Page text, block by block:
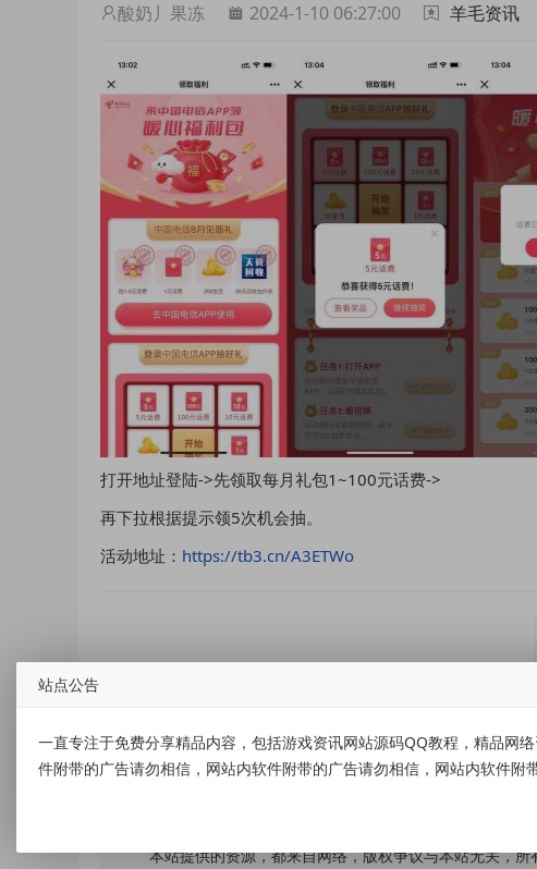
酸奶丿果冻 2024-1-10 06:27:00 羊毛资讯
打开地址登陆->先领取每月礼包1~100元话费->
再下拉根据提示领5次机会抽。
活动地址： https://tb3.cn/A3ETWo
本站提供的资源，都来自网络，版权争议与本站无关，
站点公告
一直专注于免费分享精品内容，包括游戏资讯网站源码QQ教程，精品网
件附带的广告请勿相信，网站内软件附带的广告请勿相信，网站内软件附